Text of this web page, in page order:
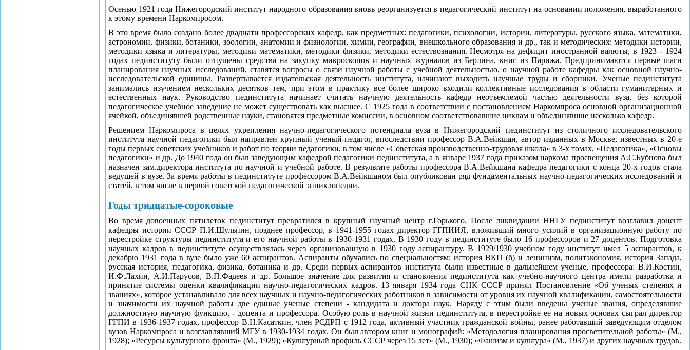
Осенью 1921 года Нижегородский институт народного образования вновь реорганизуется в педагогический институт на основании положения, выработанного
к этому времени Наркомпросом.
В это время было создано более двадцати профессорских кафедр, как предметных: педагогики, психологии, истории, литературы, русского языка, математики,
астрономии, физики, ботаники, зоологии, анатомии и физиологии, химии, географии, внешкольного образования и др., так и методических: методики истории,
методики языка и литературы, методики математики, методики физики, методики естествознания. Несмотря на дефицит иностранной валюты, в 1923 - 1924
годах пединституту были отпущены средства на закупку микроскопов и научных журналов из Берлина, книг из Парижа. Предпринимаются первые шаги
планирования научных исследований, ставятся вопросы о связи научной работы с учебной деятельностью, о научной работе кафедры как основной научно-
исследовательской единицы. Развертывается издательская деятельность института, начинают выходить научные труды и сборники. Ученые пединститута
занимались изучением нескольких десятков тем, при этом в практику все более широко входили коллективные исследования в области гуманитарных и
естественных наук. Руководство пединститута начинает считать научную деятельность кафедр неотъемлемой частью деятельности вуза, без которой
педагогическое учебное заведение не может существовать как высшее. С 1925 года в соответствии с постановлением Наркомпроса основной организационной
ячейкой, объединявшей родственные науки, становятся предметные комиссии, в основном соответствовавшие циклам и объединявшие несколько кафедр.
Решением Наркомпроса в целях укрепления научно-педагогического потенциала вуза в Нижегородский пединститут из столичного исследовательского
института научной педагогики был направлен крупный ученый-педагог, впоследствии профессор В.А.Вейкшан, автор изданных в Москве, известных в 20-е
годы первых советских учебников и работ по теории педагогики, в том числе «Советская производственно-трудовая школа» в 3-х томах, «Педагогика», «Основы
педагогики» и др. До 1940 года он был заведующим кафедрой педагогики пединститута, а в январе 1937 года приказом наркома просвещения А.С.Бубнова был
назначен зам.директора института по научной и учебной работе. В результате работы профессора В.А.Вейкшана кафедра педагогики с конца 20-х годов стала
ведущей в вузе. За время работы в пединституте профессором В.А.Вейкшаном был опубликован ряд фундаментальных научно-педагогических исследований и
статей, в том числе в первой советской педагогической энциклопедии.
Годы тридцатые-сороковые
Во время довоенных пятилеток пединститут превратился в крупный научный центр г.Горького. После ликвидации ННГУ пединститут возглавил доцент
кафедры истории СССР П.И.Шульпин, позднее профессор, в 1941-1955 годах директор ГГПИИЯ, вложивший много усилий в организационную работу по
перестройке структуры пединститута и его научной работы в 1930-1931 годах. В 1930 году в пединституте было 16 профессоров и 27 доцентов. Подготовка
научных кадров в пединституте осуществлялась через организованную в 1930 году аспирантуру. В 1929/1930 учебном году институт имел 5 аспирантов, к
декабрю 1931 года в вузе было уже 60 аспирантов. Аспиранты обучались по специальностям: история ВКП (б) и ленинизм, политэкономия, история Запада,
русская история, педагогика, физика, ботаника и др. Среди первых аспирантов института были известные в дальнейшем ученые, профессора: В.И.Костин,
И.Ф.Лахин, А.И.Парусов, В.П.Фадеев и др. Большое значение для развития и становления пединститута как учебно-научного центра имели разработка и
принятие системы оценки квалификации научно-педагогических кадров. 13 января 1934 года СНК СССР принял Постановление «Об ученых степенях и
званиях», которое устанавливало для всех научных и научно-педагогических работников в зависимости от уровня их научной квалификации, самостоятельности
и значимости их научной работы две единые ученые степени - кандидата и доктора наук. Наряду с этим были введены ученые звания, определявшие
должностную научную функцию, - доцента и профессора. Особую роль в научной жизни пединститута, в перестройке ее на новых основах сыграл директор
ГГПИ в 1936-1937 годах, профессор В.Н.Касаткин, член РСДРП с 1912 года, активный участник гражданской войны, ранее работавший заведующим отделом
вузов Наркомпроса и возглавлявший МГУ в 1930-1934 годах. Он был автором книг и монографий: «Методология планирования просветительной работы» (М.,
1928); «Ресурсы культурного фронта» (М., 1929); «Культурный профиль СССР через 15 лет» (М., 1930); «Фашизм и культура» (М., 1937) и других научных трудов.